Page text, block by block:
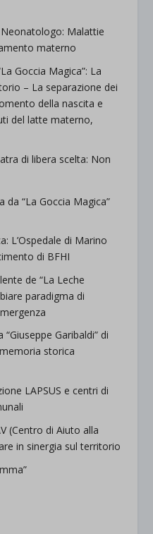
Malattie
materno
Goccia Magica”: La
– La separazione dei
della nascita e
del latte materno,
di libera scelta: Non
da “La Goccia Magica”
L’Ospedale di Marino
di BFHI
de “La Leche
paradigma di
Garibaldi” di
storica
LAPSUS e centri di
(Centro di Aiuto alla
in sinergia sul territorio